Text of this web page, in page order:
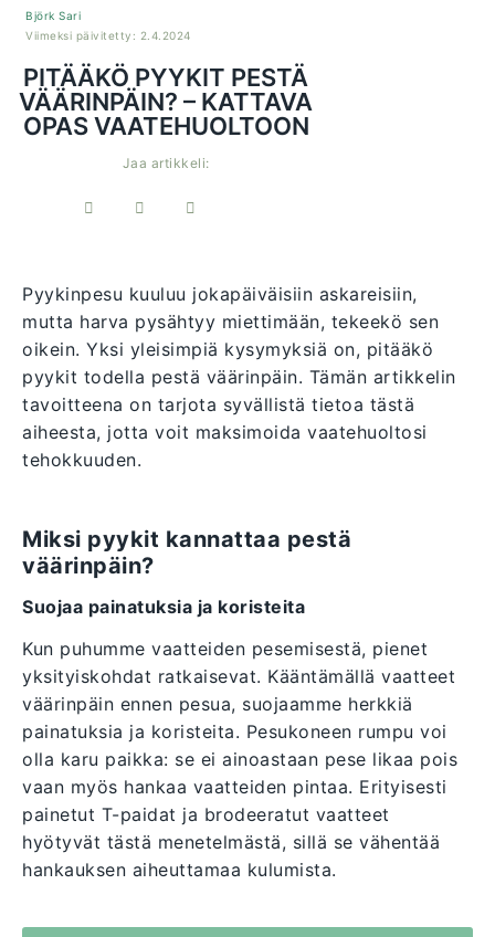
Björk Sari
Viimeksi päivitetty: 2.4.2024
PITÄÄKÖ PYYKIT PESTÄ
VÄÄRINPÄIN? – KATTAVA
OPAS VAATEHUOLTOON
Jaa artikkeli:
Pyykinpesu kuuluu jokapäiväisiin askareisiin,
mutta harva pysähtyy miettimään, tekeekö sen
oikein. Yksi yleisimpiä kysymyksiä on, pitääkö
pyykit todella pestä väärinpäin. Tämän artikkelin
tavoitteena on tarjota syvällistä tietoa tästä
aiheesta, jotta voit maksimoida vaatehuoltosi
tehokkuuden.
Miksi pyykit kannattaa pestä
väärinpäin?
Suojaa painatuksia ja koristeita
Kun puhumme vaatteiden pesemisestä, pienet
yksityiskohdat ratkaisevat. Kääntämällä vaatteet
väärinpäin ennen pesua, suojaamme herkkiä
painatuksia ja koristeita. Pesukoneen rumpu voi
olla karu paikka: se ei ainoastaan pese likaa pois
vaan myös hankaa vaatteiden pintaa. Erityisesti
painetut T-paidat ja brodeeratut vaatteet
hyötyvät tästä menetelmästä, sillä se vähentää
hankauksen aiheuttamaa kulumista.